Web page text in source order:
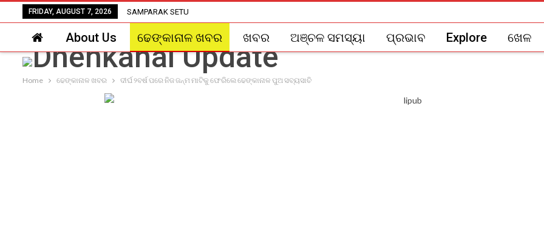
FRIDAY, AUGUST 7, 2026 SAMPARAK SETU
About Us ଢେଙ୍କାନାଳ ଖବର ଖବର ଅଞ୍ଚଳ ସମସ୍ୟା ପ୍ରଭାବ Explore ଖେଳ
Home ଢେଙ୍କାନାଳ ଖବର ଦୀର୍ଘ ୨ବର୍ଷ ପରେ ନିଜ ଜନ୍ମ ମାଟିକୁ ଫେରିଲେ ଢେଙ୍କାନାଳ ପୁଅ ସବ୍ୟସାଚି